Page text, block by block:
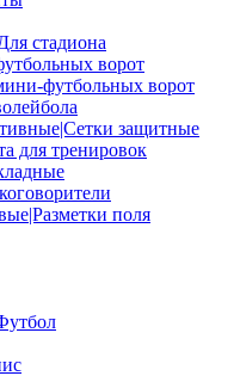
стадиона
ворот
футбольных ворот
защитные
для тренировок
поля